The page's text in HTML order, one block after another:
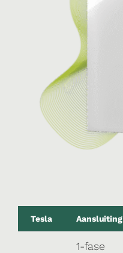
Tesla Aansluiting
1-fase